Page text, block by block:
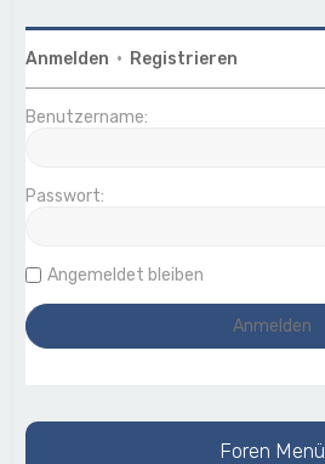
Anmelden • Registrieren
Benutzername:
Passwort:
Angemeldet bleiben
Foren Menü